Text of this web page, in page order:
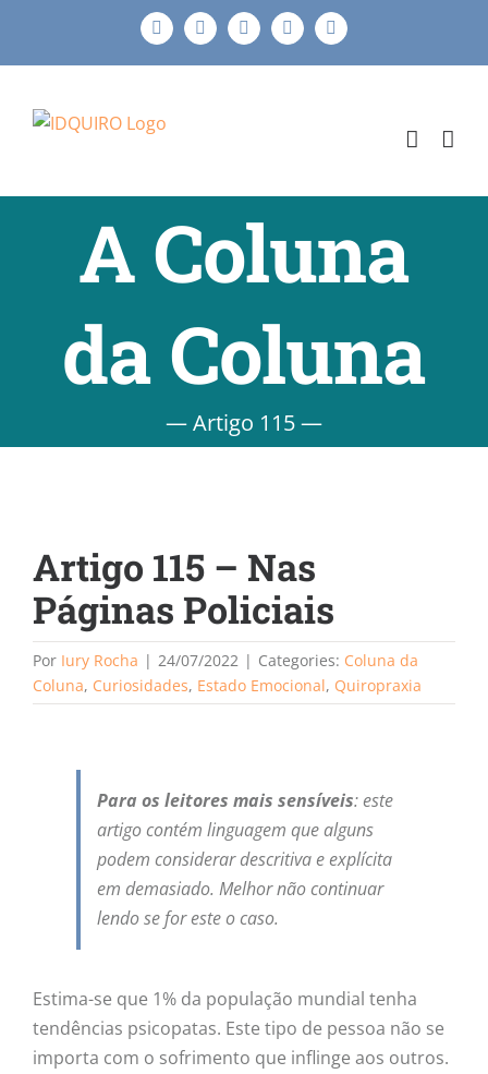
o
FacebookInstagram
X LinkedIn
E-
A Coluna
da Coluna
— Artigo 115 —
Artigo 115 – Nas
Páginas Policiais
Por Iury Rocha | 24/07/2022 | Categories: Coluna da
Coluna, Curiosidades, Estado Emocional, Quiropraxia
Para os leitores mais sensíveis: este
artigo contém linguagem que alguns
podem considerar descritiva e explícita
em demasiado. Melhor não continuar
lendo se for este o caso.
Estima-se que 1% da população mundial tenha
tendências psicopatas. Este tipo de pessoa não se
importa com o sofrimento que inflinge aos outros.